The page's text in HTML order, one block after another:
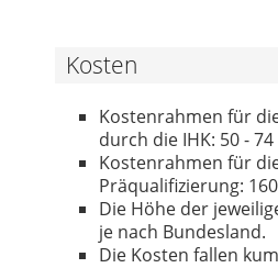
Kosten
Kostenrahmen für
durch die IHK: 50 - 74
Kostenrahmen für
Präqualifizierung:
Die Höhe der
je nach Bundesland.
Die Kosten fallen